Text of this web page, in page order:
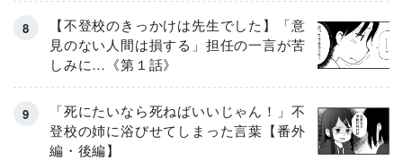
【不登校のきっかけは先生でした】「意
見のない人間は損する」担任の一言が苦
しみに…《第１話》
「死にたいなら死ねばいいじゃん！」不
登校の姉に浴びせてしまった言葉【番外
編・後編】